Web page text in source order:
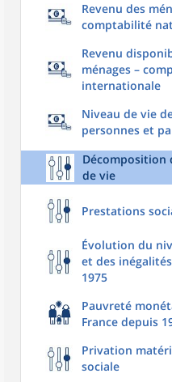
Revenu des
comptabilité
Revenu
ménages –
internationale
Niveau de vie
personnes et
Décomposition
de vie
Prestations
Évolution du
et des
1975
Pauvreté
France depuis
Privation
sociale